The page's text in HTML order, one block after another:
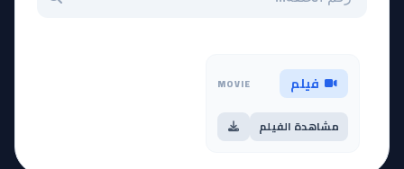
فيلم MOVIE
مشاهدة الفيلم